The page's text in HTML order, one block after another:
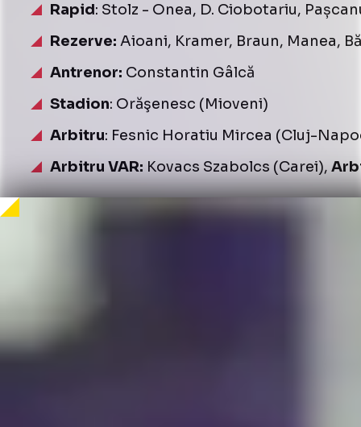
Rapid: Stolz - Onea, D. Ciobotariu,
Rezerve: Aioani, Kramer, Braun, Manea,
Antrenor: Constantin Gâlcă
Stadion: Orăşenesc (Mioveni)
Arbitru: Fesnic Horatiu Mircea (Cluj-
Arbitru VAR: Kovacs Szabolcs (Carei),